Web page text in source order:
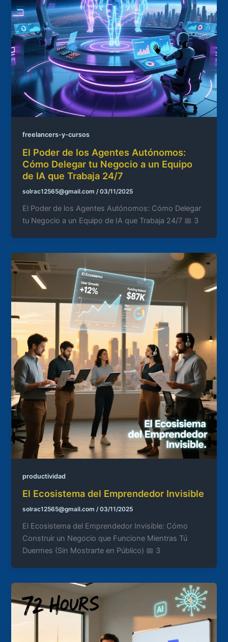
freelancers-y-cursos
El Poder de los Agentes Autónomos:
Cómo Delegar tu Negocio a un Equipo
de IA que Trabaja 24/7
solrac12565@gmail.com/03/11/2025
El Poder de los Agentes Autónomos: Cómo Delegar
tu Negocio a un Equipo de IA que Trabaja 24/7 📅 3
productividad
El Ecosistema del Emprendedor Invisible
solrac12565@gmail.com/03/11/2025
El Ecosistema del Emprendedor Invisible: Cómo
Construir un Negocio que Funcione Mientras Tú
Duermes (Sin Mostrarte en Público) 📅 3